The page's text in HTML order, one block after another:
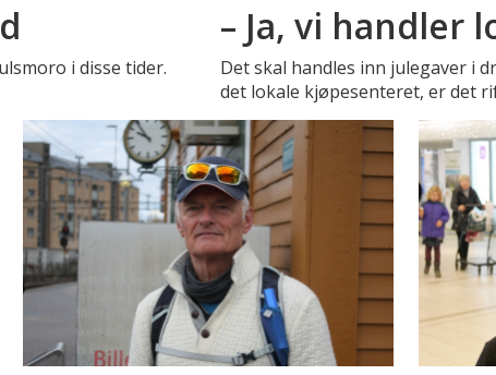
i disse tider.
– Ja, vi handler
Det skal handles inn julegaver i
det lokale kjøpesenteret, er det